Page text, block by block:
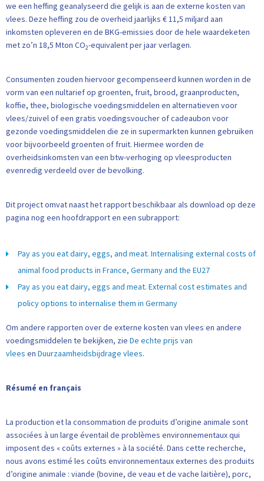
we een heffing geanalyseerd die gelijk is aan de externe kosten van
vlees. Deze heffing zou de overheid jaarlijks € 11,5 miljard aan
inkomsten opleveren en de BKG-emissies door de hele waardeketen
met zo’n 18,5 Mton CO2-equivalent per jaar verlagen.
Consumenten zouden hiervoor gecompenseerd kunnen worden in de
vorm van een nultarief op groenten, fruit, brood, graanproducten,
koffie, thee, biologische voedingsmiddelen en alternatieven voor
vlees/zuivel of een gratis voedingsvoucher of cadeaubon voor
gezonde voedingsmiddelen die ze in supermarkten kunnen gebruiken
voor bijvoorbeeld groenten of fruit. Hiermee worden de
overheidsinkomsten van een btw-verhoging op vleesproducten
evenredig verdeeld over de bevolking.
Dit project omvat naast het rapport beschikbaar als download op deze
pagina nog een hoofdrapport en een subrapport:
Pay as you eat dairy, eggs, and meat. Internalising external costs of
animal food products in France, Germany and the EU27
Pay as you eat dairy, eggs and meat. External cost estimates and
policy options to internalise them in Germany
Om andere rapporten over de externe kosten van vlees en andere
voedingsmiddelen te bekijken, zie De echte prijs van
vlees en Duurzaamheidsbijdrage vlees.
Résumé en français
La production et la consommation de produits d’origine animale sont
associées à un large éventail de problèmes environnementaux qui
imposent des « coûts externes » à la société. Dans cette recherche,
nous avons estimé les coûts environnementaux externes des produits
d’origine animale : viande (bovine, de veau et de vache laitière), porc,